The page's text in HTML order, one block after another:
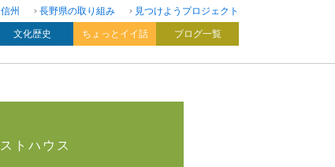
州 長野県の取り組み
見つけようプロジェクト
文化歴史 ちょっとイイ話 ブログ一覧
トハウス